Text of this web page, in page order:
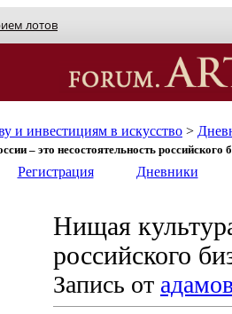
лотов
и инвестициям в искусство >
– это несостоятельность российского
Регистрация Дневники
Нищая
российского
Запись от